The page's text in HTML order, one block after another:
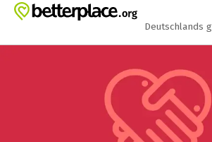
Zum Hauptinhalt springen
Erklärung zur Barrierefreiheit anzeigen